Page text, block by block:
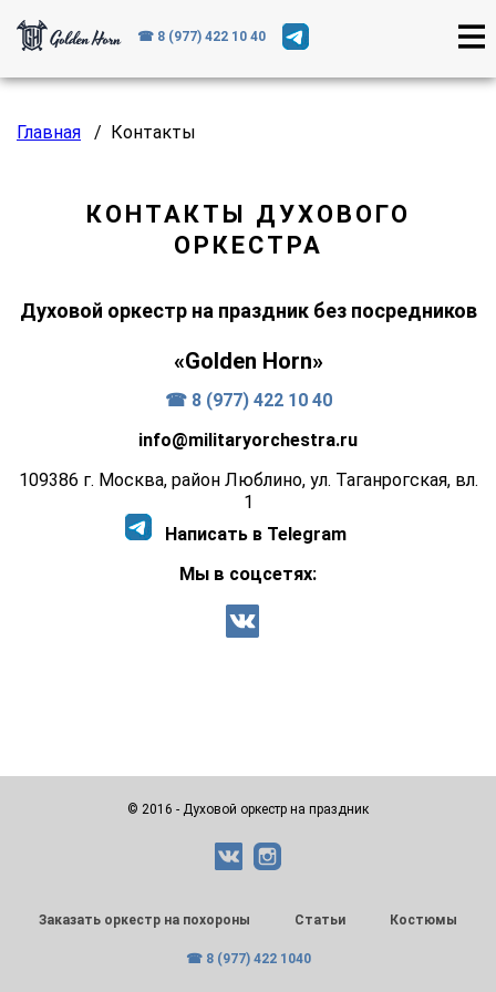
☎ 8 (977) 422 10 40
Главная / Контакты
КОНТАКТЫ ДУХОВОГО
ОРКЕСТРА
Духовой оркестр на праздник без посредников
«Golden Horn»
☎ 8 (977) 422 10 40
info@militaryorchestra.ru
109386 г. Москва, район Люблино, ул. Таганрогская, вл.
1
Написать в Telegram
Мы в соцсетях:
© 2016 - Духовой оркестр на праздник
Заказать оркестр на похороны Статьи Костюмы
☎ 8 (977) 422 1040